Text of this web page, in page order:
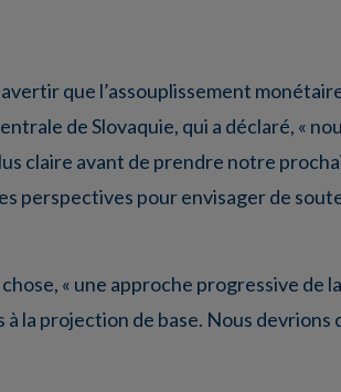
que l’assouplissement
de Slovaquie, qui a déclaré, «
claire avant de prendre notre
perspectives pour envisager de
« une approche progressive
la projection de base. Nous